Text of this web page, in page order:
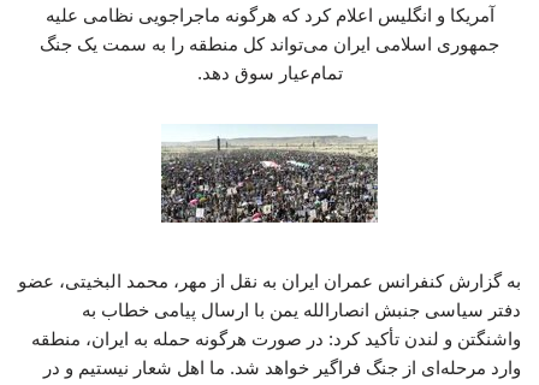
آمریکا و انگلیس اعلام کرد که هرگونه ماجراجویی نظامی علیه
جمهوری اسلامی ایران می‌تواند کل منطقه را به سمت یک جنگ
تمام‌عیار سوق دهد.
به گزارش کنفرانس عمران ایران به نقل از مهر، محمد البخیتی، عضو
دفتر سیاسی جنبش انصارالله یمن با ارسال پیامی خطاب به
واشنگتن و لندن تأکید کرد: در صورت هرگونه حمله به ایران، منطقه
وارد مرحله‌ای از جنگ فراگیر خواهد شد. ما اهل شعار نیستیم و در